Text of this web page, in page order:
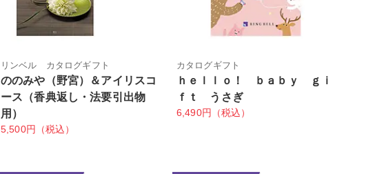
リンベル カタログギフト
ののみや（野宮）＆アイリスコ
ース（香典返し・法要引出物
用）
5,500円（税込）
カタログギフト
ｈｅｌｌｏ！ ｂａｂｙ ｇｉ
ｆｔ うさぎ
6,490円（税込）